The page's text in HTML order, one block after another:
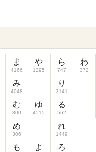
ま
4166
み
4048
む
800
め
306
も
や
1295
ゆ
4515
よ
ら
747
り
3141
る
562
れ
1449
ろ
わ
372